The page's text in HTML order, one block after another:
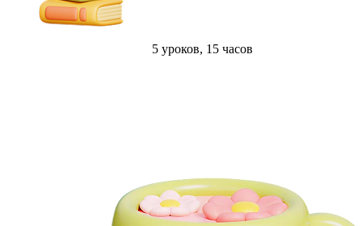
5 уроков, 15 часов